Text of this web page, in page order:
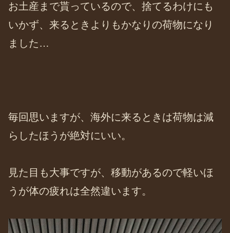
お土産まで貰っているので、捨てるわけにも
いかず、来るときよりもかなりの荷物になり
ました…
毎回思いますが、海外に来るときは荷物は減
らしたほうが絶対にいい。
見た目も大事ですが、移動があるので軽いほ
うが体の疲れは全然違います。